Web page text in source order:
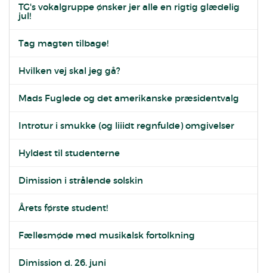
TG's vokalgruppe ønsker jer alle en rigtig glædelig
jul!
Tag magten tilbage!
Hvilken vej skal jeg gå?
Mads Fuglede og det amerikanske præsidentvalg
Introtur i smukke (og liiidt regnfulde) omgivelser
Hyldest til studenterne
Dimission i strålende solskin
Årets første student!
Fællesmøde med musikalsk fortolkning
Dimission d. 26. juni